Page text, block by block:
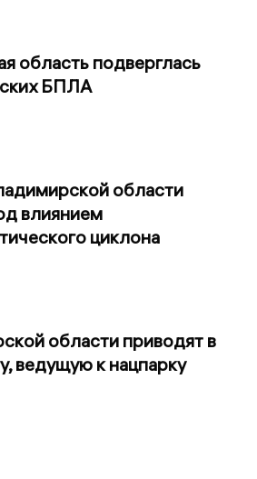
область подверглась
БПЛА
области
влиянием
циклона
области приводят в
ведущую к нацпарку